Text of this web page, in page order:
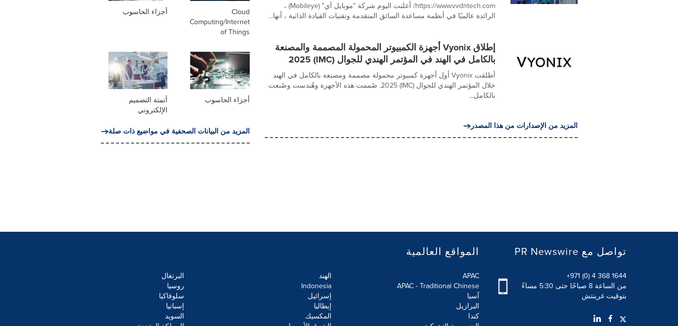
https://www.vvdntech.com/ أعلنت اليوم شركة "موبايل آي" (Mobileye) ،
الرائدة عالميًا في أنظمة مساعدة السائق المتقدمة وتقنيات القيادة الذاتية ، أنها...
إطلاق Vyonix أجهزة الكمبيوتر المحمولة المصممة والمصنعة
بالكامل في الهند في المؤتمر الهندي للجوال (IMC) 2025
أطلقت Vyonix أول أجهزة كمبيوتر محمولة مصممة ومصنعة بالكامل في الهند
خلال المؤتمر الهندي للجوال (IMC) 2025. صُممت هذه الأجهزة وهُندست وصُنعت
بالكامل...
المزيد من الإصدارات من هذا المصدر
Cloud
Computing/Internet
of Things
أجزاء الحاسوب
أجزاء الحاسوب
أتمتة التصميم
الإلكتروني
المزيد من البيانات الصحفية في مواضيع ذات صلة
PR Newswire تواصل مع
+971 (0) 4 368 1644
من الساعة 8 صباحًا حتى 5:30 مساءً
بتوقيت غرينتش
المواقع العالمية
APAC
APAC - Traditional Chinese
آسيا
البرازيل
كندا
الهند
Indonesia
إسرائيل
إيطاليا
المكسيك
البرتغال
روسيا
سلوفاكيا
إسبانيا
السويد